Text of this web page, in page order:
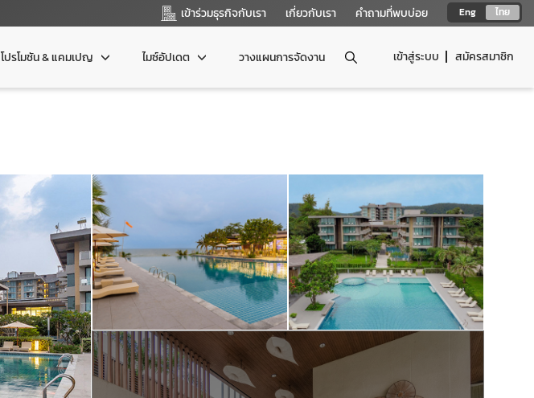
Eng ไทย
เข้าร่วมธุรกิจกับเรา เกี่ยวกับเรา คำถามที่พบบ่อย
เข้าสู่ระบบ สมัครสมาชิก
โปรโมชัน & แคมเปญ ไมซ์อัปเดต วางแผนการจัดงาน